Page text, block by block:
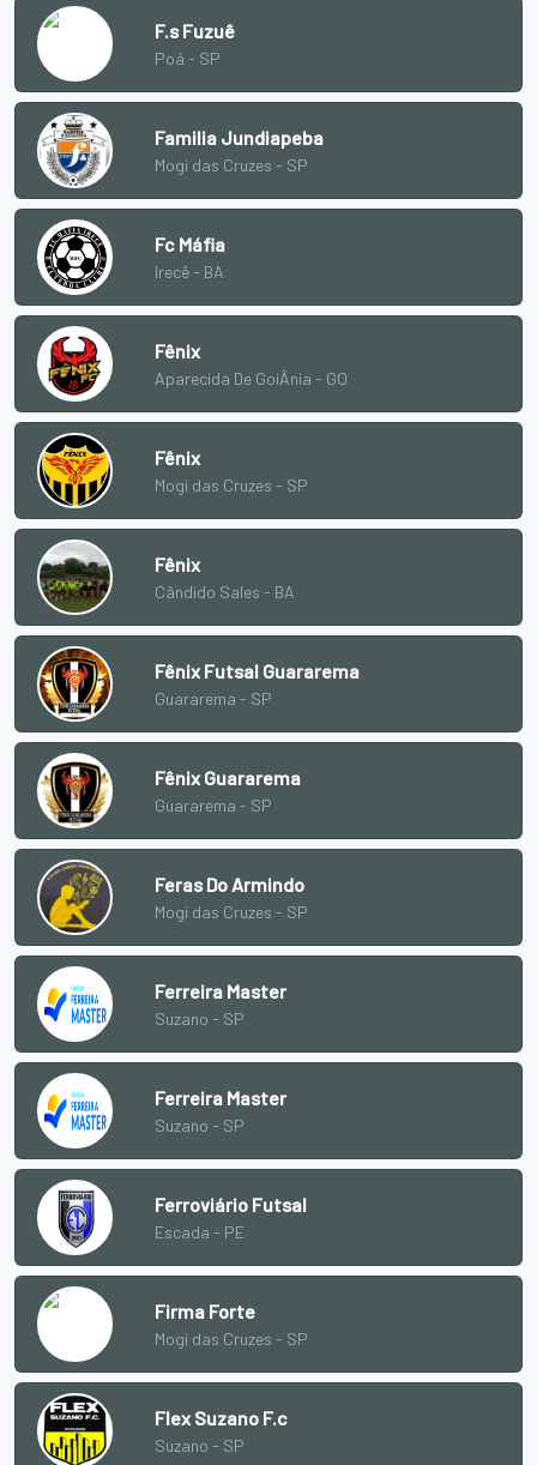
F.s Fuzuê
Poá - SP
Familia Jundiapeba
Mogi das Cruzes - SP
Fc Máfia
Irecê - BA
Fênix
Aparecida De GoiÂnia - GO
Fênix
Mogi das Cruzes - SP
Fênix
Cândido Sales - BA
Fênix Futsal Guararema
Guararema - SP
Fênix Guararema
Guararema - SP
Feras Do Armindo
Mogi das Cruzes - SP
Ferreira Master
Suzano - SP
Ferreira Master
Suzano - SP
Ferroviário Futsal
Escada - PE
Firma Forte
Mogi das Cruzes - SP
Flex Suzano F.c
Suzano - SP